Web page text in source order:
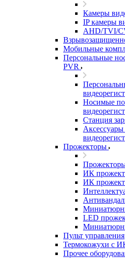
Камеры
IP камеры
AHD/TVI/
Мобильные
Персональные
PVR
Носимые
Станция
Прожекторы
ИК
ИК
LED
Пульт управления
Термокожухи с
Прочее